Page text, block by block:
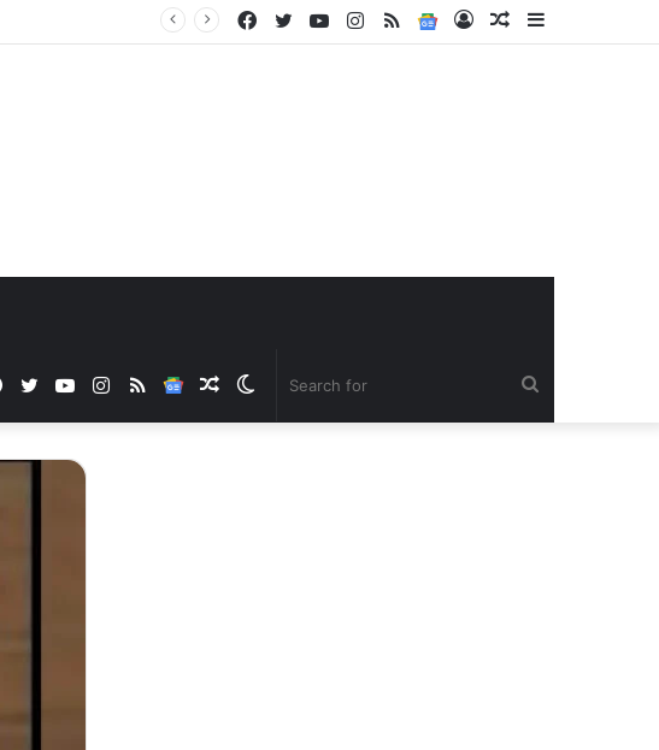
Sidebar
Random
Log
Google
RSS
Instagram
YouTube
Twitter
Facebook
Switch
Random
Google
RSS
Instagram
YouTube
Twitter
Facebook